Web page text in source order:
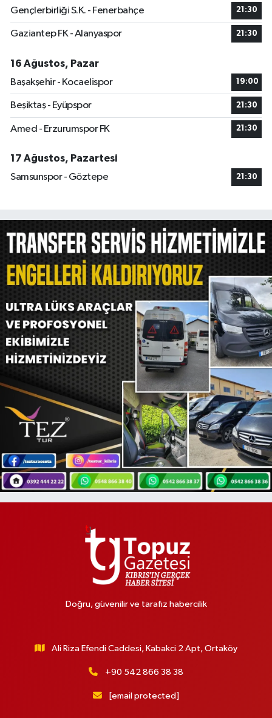
Gençlerbirliği S.K. - Fenerbahçe 21:30
Gaziantep FK - Alanyaspor 21:30
16 Ağustos, Pazar
Başakşehir - Kocaelispor
19:00
Beşiktaş - Eyüpspor 21:30
Amed - Erzurumspor FK 21:30
17 Ağustos, Pazartesi
Samsunspor - Göztepe
21:30
Doğru, güvenilir ve tarafız habercilik
Ali Riza Efendi Caddesi, Kabakci 2 Apt, Ortaköy
+90 542 866 38 38
[email protected]